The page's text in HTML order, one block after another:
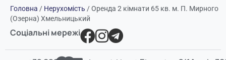
Головна / Нерухомість /Оренда 2 кімнати 65 кв. м. П. Мирного
(Озерна) Хмельницький
Соціальні мережі